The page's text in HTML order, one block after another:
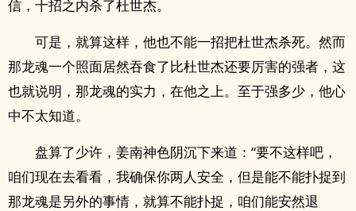
信，十招之内杀了杜世杰。
可是，就算这样，他也不能一招把杜世杰杀死。然而
那龙魂一个照面居然吞食了比杜世杰还要厉害的强者，这
也就说明，那龙魂的实力，在他之上。至于强多少，他心
中不太知道。
盘算了少许，姜南神色阴沉下来道：“要不这样吧，
咱们现在去看看，我确保你两人安全，但是能不能扑捉到
那龙魂是另外的事情，就算不能扑捉，咱们能安然退